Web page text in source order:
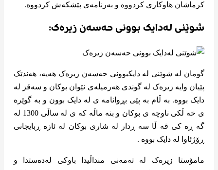
کرماشان هاوکاری کردووە و بەرنامەی پێشکەش کردووە.
شوێنی لەدایک بوونی حەسەن زیرەک:
گومان لە شوێنی لە دایکبوونی حەسەن زیرەک هەیە، هەندێک
پێیان وایە زیرەک لە گوندی هەرمیلەی نێوان بوکان و سەقز لە
دایک بووە. به ڵام به پێی بڕوانامه ی له دایک بوون و به گوێره
ی خه ڵکی ناوچه ی بوکان و بنه ماڵه که ی له ساڵی 1300 له
گه ڕه کی قه ڵا سه ڕدار له شاری بوکان له ئازه ڕبایجانی
ڕۆژئاوا له دایک بووه .
مامۆستا زیرەک لە تەمەنی منداڵیدا باوکی لەدەستدا و